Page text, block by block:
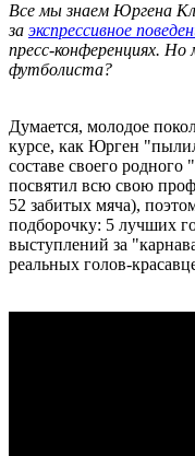
Все мы знаем Юргена
за экспрессивное
пресс-конференциях. Но
футболиста?
Думается, молодое
курсе, как Юрген
составе своего
посвятил всю свою
52 забитых мяча),
подборочку: 5 лучших
выступлений за
реальных голов-